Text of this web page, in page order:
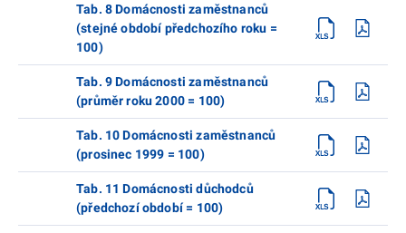
Tab. 8 Domácnosti zaměstnanců
(stejné období předchozího roku =
100)
Tab. 9 Domácnosti zaměstnanců
(průměr roku 2000 = 100)
Tab. 10 Domácnosti zaměstnanců
(prosinec 1999 = 100)
Tab. 11 Domácnosti důchodců
(předchozí období = 100)